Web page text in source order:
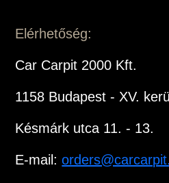
Elérhetőség:
Car Carpit 2000 Kft.
1158 Budapest - XV.
Késmárk utca 11. - 13.
E-mail: